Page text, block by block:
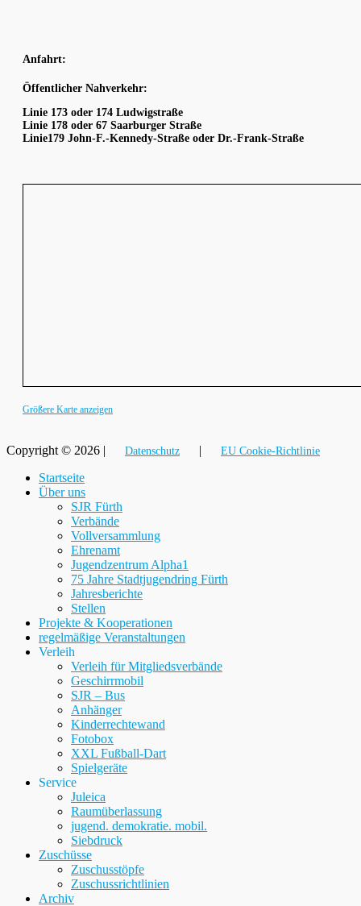
Anfahrt:
Öffentlicher Nahverkehr:
Linie 173 oder 174 Ludwigstraße
Linie 178 oder 67 Saarburger Straße
Linie179 John-F.-Kennedy-Straße oder Dr.-Frank-Straße
Größere Karte anzeigen
Copyright © 2026 | Datenschutz | EU Cookie-Richtlinie
oben
Startseite
Über uns
SJR Fürth
Verbände
Vollversammlung
Ehrenamt
Jugendzentrum Alpha1
75 Jahre Stadtjugendring Fürth
Jahresberichte
Stellen
Projekte & Kooperationen
regelmäßige Veranstaltungen
Verleih
Verleih für Mitgliedsverbände
Geschirrmobil
SJR – Bus
Anhänger
Kinderrechtewand
Fotobox
XXL Fußball-Dart
Spielgeräte
Service
Juleica
Raumüberlassung
jugend. demokratie. mobil.
Siebdruck
Zuschüsse
Zuschusstöpfe
Zuschussrichtlinien
Archiv